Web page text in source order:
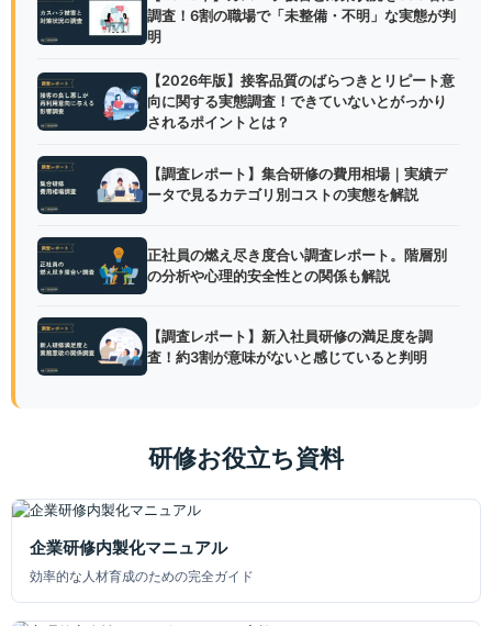
調査！6割の職場で「未整備・不明」な実態が判
明
【2026年版】接客品質のばらつきとリピート意
向に関する実態調査！できていないとがっかり
されるポイントとは？
【調査レポート】集合研修の費用相場｜実績デ
ータで見るカテゴリ別コストの実態を解説
正社員の燃え尽き度合い調査レポート。階層別
の分析や心理的安全性との関係も解説
【調査レポート】新入社員研修の満足度を調
査！約3割が意味がないと感じていると判明
研修お役立ち資料
企業研修内製化マニュアル
効率的な人材育成のための完全ガイド